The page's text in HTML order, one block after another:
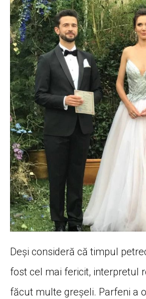
Deși consideră că timpul
fost cel mai fericit, interpretul
făcut multe greșeli. Parfeni a